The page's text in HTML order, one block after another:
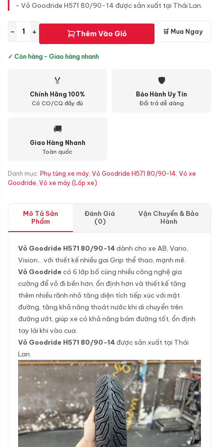
- Vỏ Goodride H571 80/90-14 được sản xuất tại Thái Lan.
− + Thêm Vào Giỏ 🛒 Mua Ngay
✓ Còn hàng - Giao hàng nhanh
🏅
Chính Hãng 100%
Có CO/CQ đầy đủ
🛡
Bảo Hành Uy Tín
Đổi trả dễ dàng
🚚
Giao Hàng Nhanh
Toàn quốc
Danh mục: Phụ tùng xe máy, Vỏ Goodride H571 80/90-14, Vỏ xe
Goodride, Vỏ xe máy (Lốp xe)
Mô Tả Sản
Phẩm
Đánh Giá
(0)
Vận Chuyển & Bảo
Hành
Vỏ Goodride H571 80/90-14dành cho xe AB, Vario,
Vision… với thiết kế nhiều gai Grip thể thao, mạnh mẽ.
Vỏ Goodride có 6 lớp bố cùng nhiều công nghệ gia
cường để vỏ đi bền hơn, ổn định hơn và thiết kế tăng
thêm nhiều rãnh nhỏ tăng diện tích tiếp xúc với mặt
đường, tăng khả năng thoát nước khi di chuyển trên
đường ướt, giúp xe có khả năng bám đường tốt, ổn định
tay lái khi vào cua.
Vỏ Goodride H571 80/90-14được sản xuất tại Thái
Lan.